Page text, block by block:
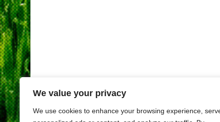
We value your privacy
We use cookies to enhance your browsing experience,